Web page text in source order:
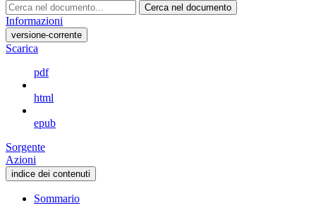
Cerca nel documento
Informazioni
versione-corrente
Scarica
pdf
html
epub
Sorgente
Azioni
indice dei contenuti
Sommario